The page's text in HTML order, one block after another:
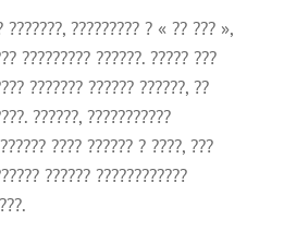
???????, ????????? ? « ?? ??? »,
????????? ??????. ????? ???
??????? ?????? ??????, ??
??????, ???????????
???? ?????? ? ????, ???
?????? ????????????